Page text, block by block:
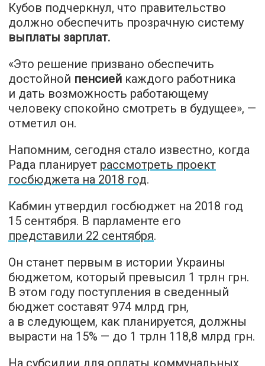
Кубов подчеркнул, что правительство
должно обеспечить прозрачную систему
выплаты зарплат.
«Это решение призвано обеспечить
достойной пенсией каждого работника
и дать возможность работающему
человеку спокойно смотреть в будущее», —
отметил он.
Напомним, сегодня стало известно, когда
Рада планирует рассмотреть проект
госбюджета на 2018 год.
Кабмин утвердил госбюджет на 2018 год
15 сентября. В парламенте его
представили 22 сентября.
Он станет первым в истории Украины
бюджетом, который превысил 1 трлн грн.
В этом году поступления в сведенный
бюджет составят 974 млрд грн,
а в следующем, как планируется, должны
вырасти на 15% — до 1 трлн 118,8 млрд грн.
На субсидии для оплаты коммунальных